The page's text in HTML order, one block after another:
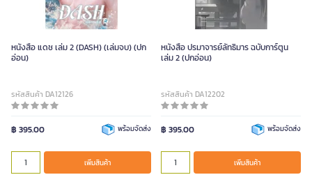
หนังสือ แดช เล่ม 2 (DASH) (เล่มจบ) (ปก
อ่อน)
รหัสสินค้า DA12126
฿ 395.00 พร้อมจัดส่ง
เพิ่มสินค้า
หนังสือ ปรมาจารย์ลัทธิมาร ฉบับการ์ตูน
เล่ม 2 (ปกอ่อน)
รหัสสินค้า DA12202
฿ 395.00 พร้อมจัดส่ง
เพิ่มสินค้า